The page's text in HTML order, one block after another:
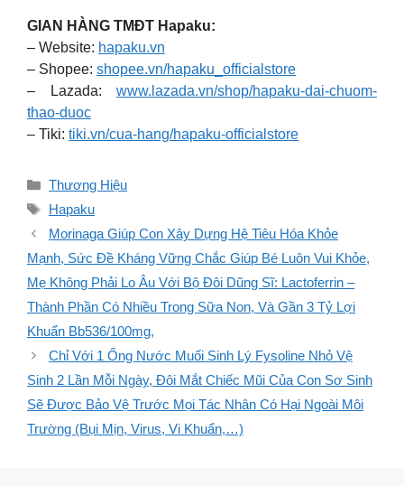
GIAN HÀNG TMĐT Hapaku:
– Website: hapaku.vn
– Shopee: shopee.vn/hapaku_officialstore
– Lazada: www.lazada.vn/shop/hapaku-dai-chuom-
thao-duoc
– Tiki: tiki.vn/cua-hang/hapaku-officialstore
Danh
mục
Thương Hiệu
Thẻ
Hapaku
Morinaga Giúp Con Xây Dựng Hệ Tiêu Hóa Khỏe
Mạnh, Sức Đề Kháng Vững Chắc Giúp Bé Luôn Vui Khỏe,
Mẹ Không Phải Lo Âu Với Bộ Đôi Dũng Sĩ: Lactoferrin –
Thành Phần Có Nhiều Trong Sữa Non, Và Gần 3 Tỷ Lợi
Khuẩn Bb536/100mg,
Chỉ Với 1 Ống Nước Muối Sinh Lý Fysoline Nhỏ Vệ
Sinh 2 Lần Mỗi Ngày, Đôi Mắt Chiếc Mũi Của Con Sơ Sinh
Sẽ Được Bảo Vệ Trước Mọi Tác Nhân Có Hại Ngoài Môi
Trường (Bụi Mịn, Virus, Vi Khuẩn,…)